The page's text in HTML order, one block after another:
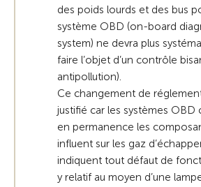
des poids lourds et des bus
système OBD (on-board
system) ne devra plus
faire l’objet d’un contrôle
antipollution).
Ce changement de
justifié car les systèmes
en permanence les
influent sur les gaz
indiquent tout défaut de
y relatif au moyen d’une